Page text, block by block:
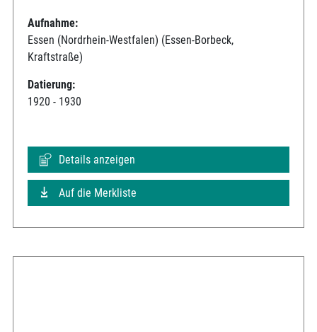
Aufnahme:
Essen (Nordrhein-Westfalen) (Essen-Borbeck,
Kraftstraße)
Datierung:
1920 - 1930
Details anzeigen
Auf die Merkliste